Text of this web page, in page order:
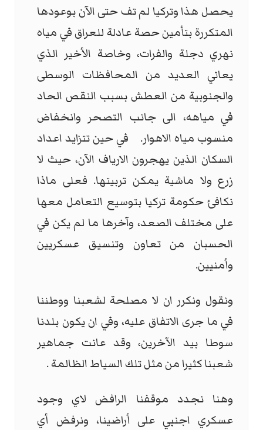
يحصل هذا وتركيا لم تف حتى الآن بوعودها
المتكررة بتأمين حصة عادلة للعراق في مياه
نهري دجلة والفرات، وخاصة الأخير الذي
يعاني العديد من المحافظات الوسطى
والجنوبية من العطش بسبب النقص الحاد
في مياهه، الى جانب التصحر وانخفاض
منسوب مياه الاهوار. في حين تتزايد اعداد
السكان الذين يهجرون الارياف الآن، حيث لا
زرع ولا ماشية يمكن تربيتها. فعلى ماذا
نكافئ حكومة تركيا بتوسيع التعامل معها
على مختلف الصعد، وآخرها ما لم يكن في
الحسبان من تعاون وتنسيق عسكريين
وأمنيين.
ونقول ونكرر ان لا مصلحة لشعبنا ووطننا
في ما جرى الاتفاق عليه، وفي ان يكون بلدنا
سوطا بيد الآخرين، وقد عانت جماهير
شعبنا كثيرا من مثل تلك السياط الظالمة .
وهنا نجدد موقفنا الرافض لاي وجود
عسكري اجنبي على أراضينا، ونرفض أي